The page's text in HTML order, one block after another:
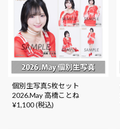
個別生写真5枚セット
2026.May 高橋ことね
¥1,100 (税込)